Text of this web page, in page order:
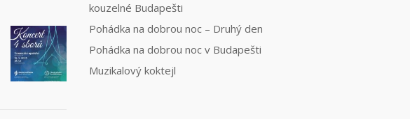
kouzelné Budapešti
Pohádka na dobrou noc – Druhý den
Pohádka na dobrou noc v Budapešti
Muzikalový koktejl